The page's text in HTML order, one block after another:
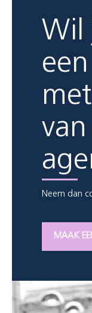
Wil
Neem dan
MAAK